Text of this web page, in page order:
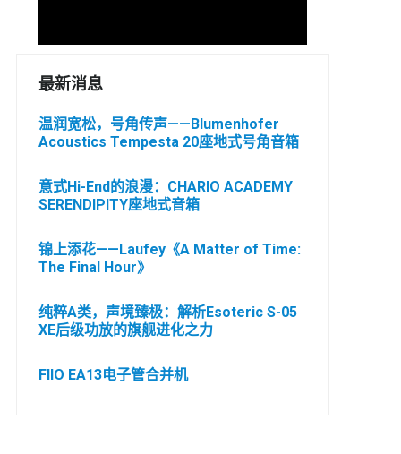
最新消息
温润宽松，号角传声——Blumenhofer
Acoustics Tempesta 20座地式号角音箱
意式Hi-End的浪漫：CHARIO ACADEMY
SERENDIPITY座地式音箱
锦上添花——Laufey《A Matter of Time:
The Final Hour》
纯粹A类，声境臻极：解析Esoteric S-05
XE后级功放的旗舰进化之力
FIIO EA13电子管合并机